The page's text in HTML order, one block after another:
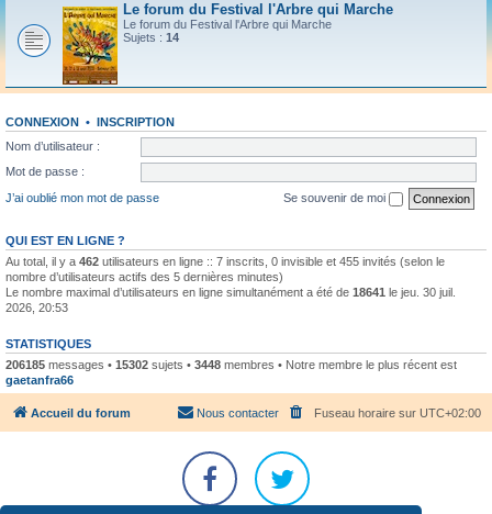
Le forum du Festival l'Arbre qui Marche
Le forum du Festival l'Arbre qui Marche
Sujets : 14
CONNEXION • INSCRIPTION
Nom d’utilisateur :
Mot de passe :
J’ai oublié mon mot de passe
Se souvenir de moi
QUI EST EN LIGNE ?
Au total, il y a 462 utilisateurs en ligne :: 7 inscrits, 0 invisible et 455 invités (selon le
nombre d’utilisateurs actifs des 5 dernières minutes)
Le nombre maximal d’utilisateurs en ligne simultanément a été de 18641 le jeu. 30 juil.
2026, 20:53
STATISTIQUES
206185 messages • 15302 sujets • 3448 membres • Notre membre le plus récent est
gaetanfra66
Accueil du forum Fuseau horaire sur UTC+02:00
Nous contacter